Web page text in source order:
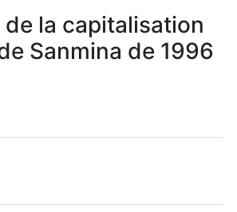
la capitalisation
Sanmina de 1996